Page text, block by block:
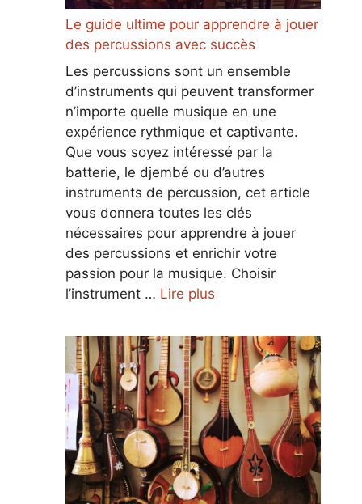
Le guide ultime pour apprendre à jouer
des percussions avec succès
Les percussions sont un ensemble
d’instruments qui peuvent transformer
n’importe quelle musique en une
expérience rythmique et captivante.
Que vous soyez intéressé par la
batterie, le djembé ou d’autres
instruments de percussion, cet article
vous donnera toutes les clés
nécessaires pour apprendre à jouer
des percussions et enrichir votre
passion pour la musique. Choisir
l’instrument … Lire plus